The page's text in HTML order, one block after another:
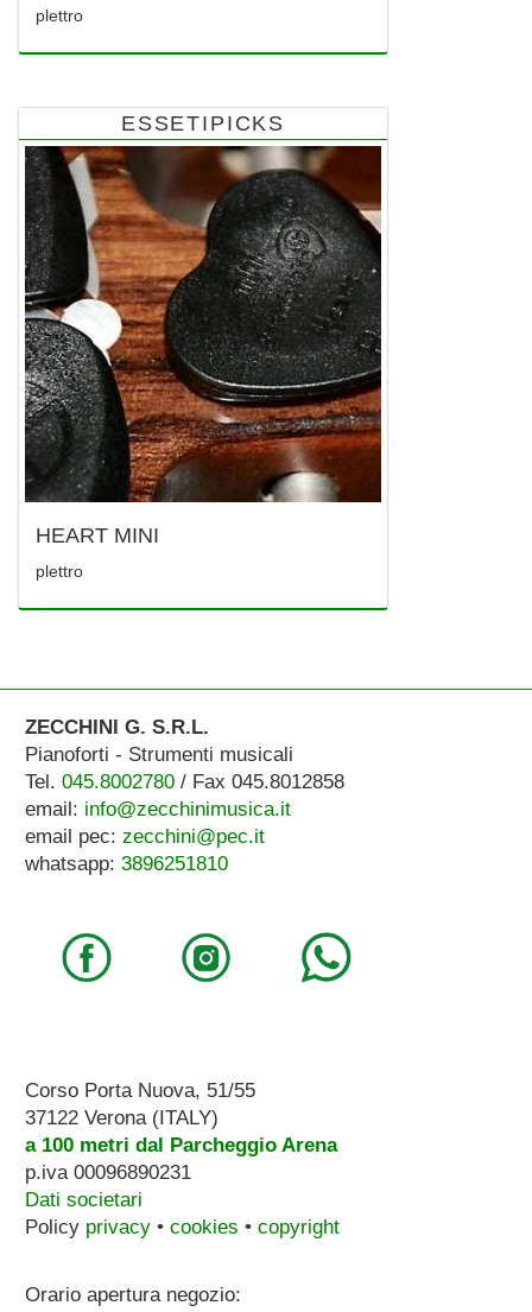
plettro
ESSETIPICKS
HEART MINI
plettro
ZECCHINI G. S.R.L.
Pianoforti - Strumenti musicali
Tel. 045.8002780/ Fax 045.8012858
email: info@zecchinimusica.it
email pec: zecchini@pec.it
whatsapp: 3896251810
Corso Porta Nuova, 51/55
37122 Verona (ITALY)
a 100 metri dal Parcheggio Arena
p.iva 00096890231
Dati societari
Policy privacy• cookies • copyright
Orario apertura negozio: